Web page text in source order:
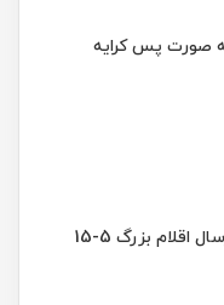
صورت پس کرایه
ارسال اقلام کوچک 2-5 روز کاری ارسال اقلام بزرگ 5-15